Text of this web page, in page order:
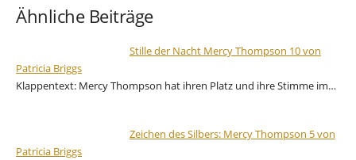
Ähnliche Beiträge
Stille der Nacht Mercy Thompson 10 von
Patricia Briggs
Klappentext: Mercy Thompson hat ihren Platz und ihre Stimme im…
Zeichen des Silbers: Mercy Thompson 5 von
Patricia Briggs